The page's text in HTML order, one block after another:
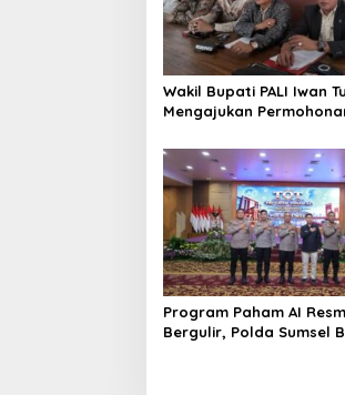
Wakil Bupati PALI Iwan
Mengajukan
Program Paham AI
Bergulir, Polda Sumsel